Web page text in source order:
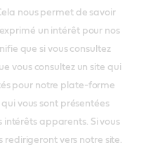
nous permet de savoir
un intérêt pour nos
que si vous consultez
vous consultez un site qui
pour notre plate-forme
vous sont présentées
apparents. Si vous
redirigeront vers notre site.